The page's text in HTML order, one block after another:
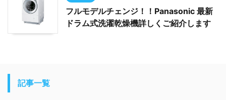
フルモデルチェンジ！！Panasonic 最新
ドラム式洗濯乾燥機詳しくご紹介します
記事一覧